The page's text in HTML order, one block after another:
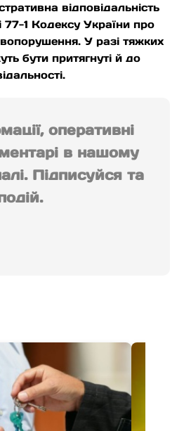
відповідальність
77-1 Кодексу України про
У разі тяжких
бути притягнуті й до
оперативні
в нашому
Підписуйся та